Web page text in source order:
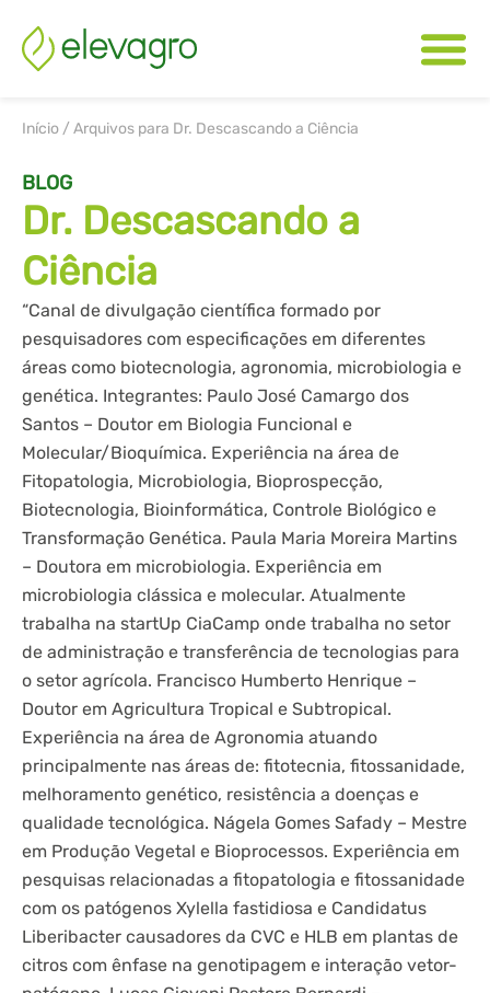
Início /Arquivos para Dr. Descascando a Ciência
BLOG
Dr. Descascando a
Ciência
“Canal de divulgação científica formado por
pesquisadores com especificações em diferentes
áreas como biotecnologia, agronomia, microbiologia e
genética. Integrantes: Paulo José Camargo dos
Santos – Doutor em Biologia Funcional e
Molecular/Bioquímica. Experiência na área de
Fitopatologia, Microbiologia, Bioprospecção,
Biotecnologia, Bioinformática, Controle Biológico e
Transformação Genética. Paula Maria Moreira Martins
– Doutora em microbiologia. Experiência em
microbiologia clássica e molecular. Atualmente
trabalha na startUp CiaCamp onde trabalha no setor
de administração e transferência de tecnologias para
o setor agrícola. Francisco Humberto Henrique –
Doutor em Agricultura Tropical e Subtropical.
Experiência na área de Agronomia atuando
principalmente nas áreas de: fitotecnia, fitossanidade,
melhoramento genético, resistência a doenças e
qualidade tecnológica. Nágela Gomes Safady – Mestre
em Produção Vegetal e Bioprocessos. Experiência em
pesquisas relacionadas a fitopatologia e fitossanidade
com os patógenos Xylella fastidiosa e Candidatus
Liberibacter causadores da CVC e HLB em plantas de
citros com ênfase na genotipagem e interação vetor-